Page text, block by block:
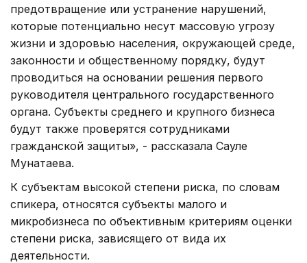
предотвращение или устранение нарушений,
которые потенциально несут массовую угрозу
жизни и здоровью населения, окружающей среде,
законности и общественному порядку, будут
проводиться на основании решения первого
руководителя центрального государственного
органа. Субъекты среднего и крупного бизнеса
будут также проверятся сотрудниками
гражданской защиты», - рассказала Сауле
Мунатаева.
К субъектам высокой степени риска, по словам
спикера, относятся субъекты малого и
микробизнеса по объективным критериям оценки
степени риска, зависящего от вида их
деятельности.